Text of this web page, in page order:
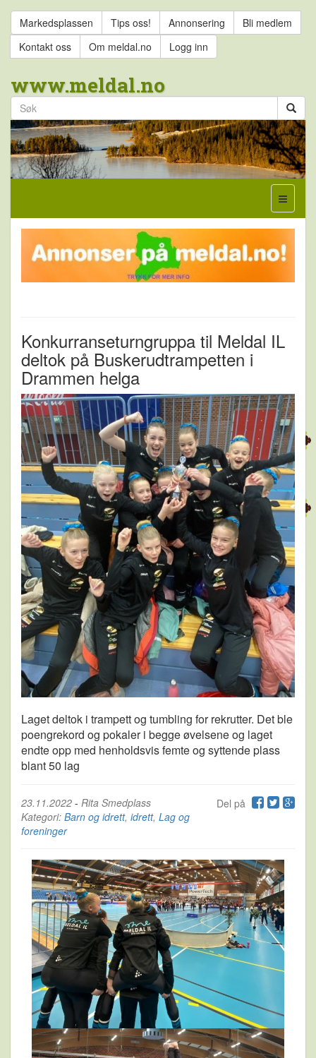
Markedsplassen Tips oss! Annonsering
Bli medlem
Kontakt oss
Om meldal.no Logg inn
www.meldal.no
Konkurranseturngruppa til Meldal IL
deltok på Buskerudtrampetten i
Drammen helga
Laget deltok i trampett og tumbling for rekrutter. Det ble
poengrekord og pokaler i begge øvelsene og laget
endte opp med henholdsvis femte og syttende plass
blant 50 lag
Del på
23.11.2022 - Rita Smedplass
Kategori: Barn og idrett, idrett, Lag og
foreninger